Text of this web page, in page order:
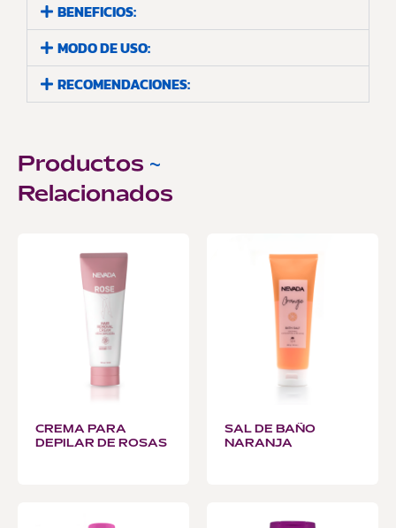
BENEFICIOS:
MODO DE USO:
RECOMENDACIONES:
Productos ~
Relacionados
CREMA PARA
DEPILAR DE ROSAS
SAL DE BAÑO
NARANJA